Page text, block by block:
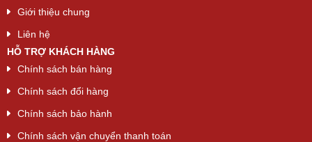
Giới thiệu chung
Liên hệ
HỖ TRỢ KHÁCH HÀNG
Chính sách bán hàng
Chính sách đổi hàng
Chính sách bảo hành
Chính sách vận chuyển thanh toán